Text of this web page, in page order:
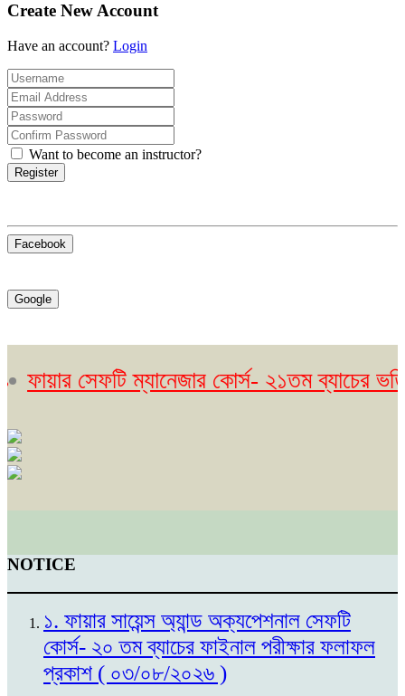
Create New Account
Have an account? Login
Want to become an instructor?
Register
Facebook
Google
সেফটি ম্যানেজার কোর্স- ২১তম ব্যাচের ভর্তি
NOTICE
১. ফায়ার সায়েন্স অ্যান্ড অক্যপেশনাল সেফটি
কোর্স- ২০ তম ব্যাচের ফাইনাল পরীক্ষার ফলাফল
প্রকাশ ( ০৩/০৮/২০২৬ )